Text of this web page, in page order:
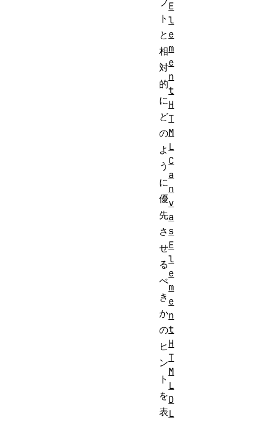
ト
と
相
対
的
に
ど
の
よ
う
に
優
先
さ
せ
る
べ
き
か
の
ヒ
ン
ト
を
表
E
l
e
m
e
n
t
H
T
M
L
C
a
n
v
a
s
E
l
e
m
e
n
t
H
T
M
L
D
L